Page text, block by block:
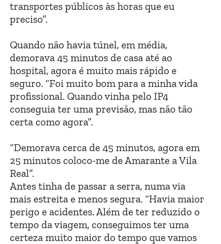
transportes públicos às horas que eu
preciso”.
Quando não havia túnel, em média,
demorava 45 minutos de casa até ao
hospital, agora é muito mais rápido e
seguro. “Foi muito bom para a minha vida
profissional. Quando vinha pelo IP4
conseguia ter uma previsão, mas não tão
certa como agora”.
“Demorava cerca de 45 minutos, agora em
25 minutos coloco-me de Amarante a Vila
Real”.
Antes tinha de passar a serra, numa via
mais estreita e menos segura. “Havia maior
perigo e acidentes. Além de ter reduzido o
tempo da viagem, conseguimos ter uma
certeza muito maior do tempo que vamos